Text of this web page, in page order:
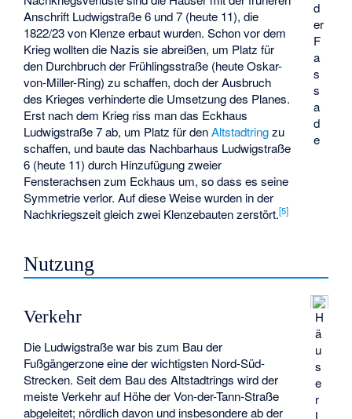
d
er
F
a
s
s
a
d
e
Anschrift Ludwigstraße 6 und 7 (heute 11), die
1822/23 von Klenze erbaut wurden. Schon vor dem
Krieg wollten die Nazis sie abreißen, um Platz für
den Durchbruch der Frühlingsstraße (heute Oskar-
von-Miller-Ring) zu schaffen, doch der Ausbruch
des Krieges verhinderte die Umsetzung des Planes.
Erst nach dem Krieg riss man das Eckhaus
Ludwigstraße 7 ab, um Platz für denAltstadtringzu
schaffen, und baute das Nachbarhaus Ludwigstraße
6 (heute 11) durch Hinzufügung zweier
Fensterachsen zum Eckhaus um, so dass es seine
Symmetrie verlor. Auf diese Weise wurden in der
Nachkriegszeit gleich zwei Klenzebauten zerstört.[5]
Nutzung
H
ä
u
s
e
r
L
Verkehr
Die Ludwigstraße war bis zum Bau der
Fußgängerzone eine der wichtigsten Nord-Süd-
Strecken. Seit dem Bau des Altstadtrings wird der
meiste Verkehr auf Höhe der Von-der-Tann-Straße
abgeleitet; nördlich davon und insbesondere ab der